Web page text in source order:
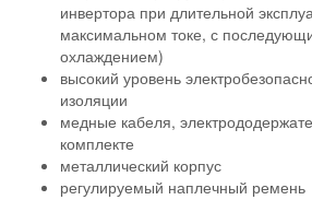
инвертора при длительной
максимальном токе, с
охлаждением)
высокий уровень
изоляции
медные кабеля,
комплекте
металлический корпус
регулируемый наплечный ремень